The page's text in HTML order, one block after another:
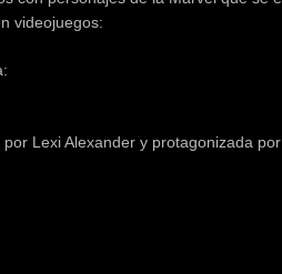
videojuegos:
Lexi Alexander y protagonizada